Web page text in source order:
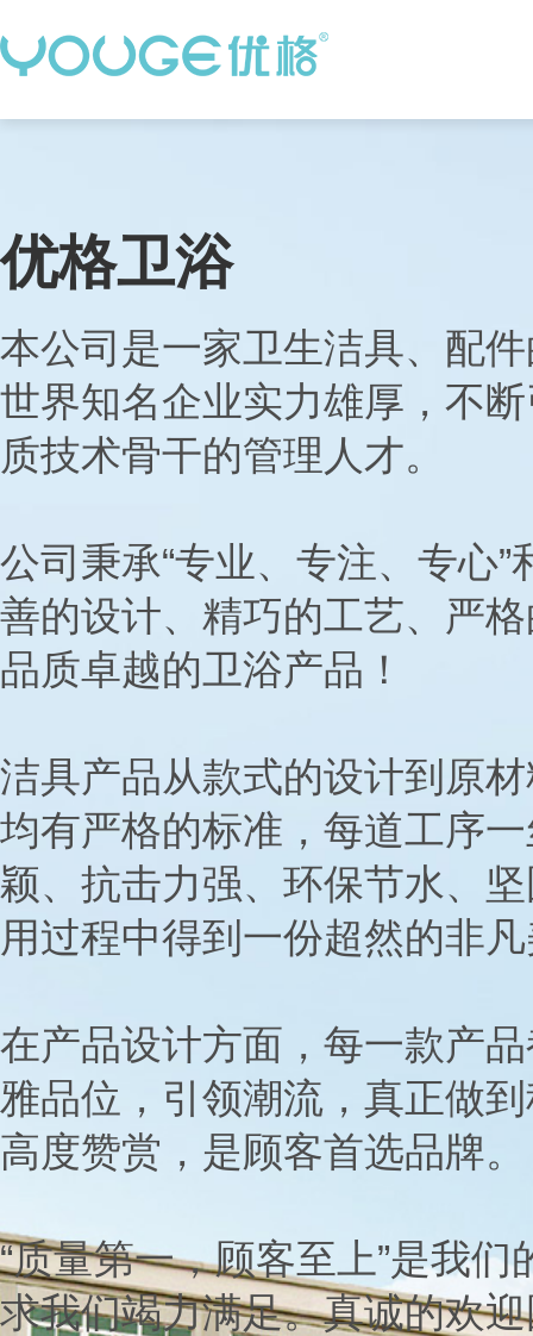
优格卫浴
本公司是一家卫生洁具、配
世界知名企业实力雄厚，不
质技术骨干的管理人才。
公司秉承“专业、专注、专心
善的设计、精巧的工艺、严
品质卓越的卫浴产品！
洁具产品从款式的设计到原
均有严格的标准，每道工序
颖、抗击力强、环保节水、
用过程中得到一份超然的非
在产品设计方面，每一款产
雅品位，引领潮流，真正做
高度赞赏，是顾客首选品牌。
“质量第一，顾客至上”是我
求我们竭力满足。真诚的欢